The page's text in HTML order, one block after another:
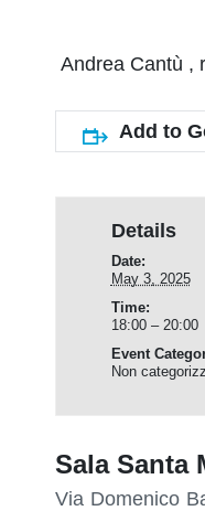
Andrea Cantù ,
Add to
Details
Date:
May 3, 2025
Time:
18:00 – 20:00
Event
Non
Sala Santa
Via Domenico